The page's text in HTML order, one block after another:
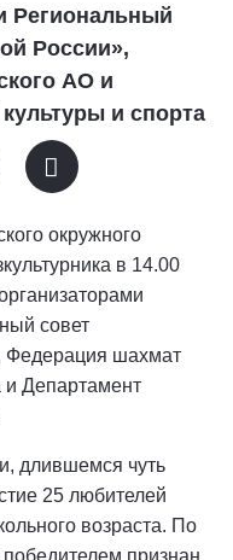
Региональный
России»,
АО и
и спорта
окружного
в 14.00
совет
Федерация шахмат
и Департамент
длившемся чуть
25 любителей
возраста. По
признан